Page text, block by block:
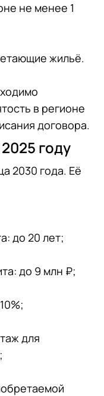
не менее 1
жильё.
в регионе
договора.
году
2030 года. Её
до 20 лет;
до 9 млн ₽;
для